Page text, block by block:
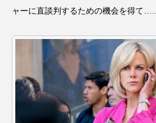
SPOTTED PRODUCTIONS/TWIN
SUNSUNキッズ The Room
This is SUEKI We Live In
youtube Yukoの子連れハワ
ャーに直談判するための機会を得て